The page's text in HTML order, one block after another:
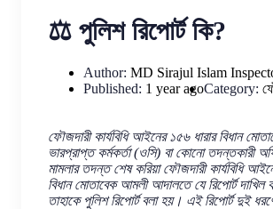
⚖️ পুলিশ রিপোর্ট কি?
Author: MD Sirajul Islam
Published: 1 year agoCategory:
ফৌজদারী কার্যবিধি আইনের ১৫৬ ধারার বিধান
ভারপ্রাপ্ত কর্মকর্তা (ওসি) বা কোনো তদন্তকারী
মামলার তদন্ত শেষ করিয়া ফৌজদারী কার্যবিধি
বিধান মোতাবেক আমলী আদালতে যে রিপোর্ট দাখিল
তাহাকে পুলিশ রিপোর্ট বলা হয়। এই রিপোর্ট দুই